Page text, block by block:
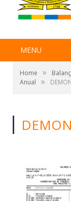
MENU
Home »
Anual
»